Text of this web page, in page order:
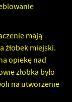
mają
żłobek miejski.
opiekę nad
żłobka było
na utworzenie